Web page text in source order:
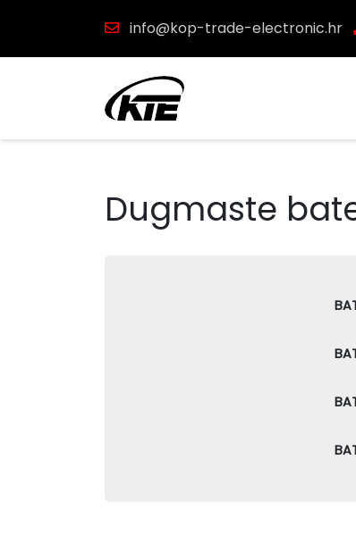
info@kop-trade-electronic.hr
Dugmaste